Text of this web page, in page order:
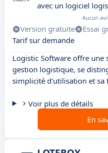
avec un logiciel
Aucun
Version gratuite Essai
Tarif sur demande
Logistic Software offre
gestion logistique, se
simplicité d'utilisation et sa
Voir plus de détails
En